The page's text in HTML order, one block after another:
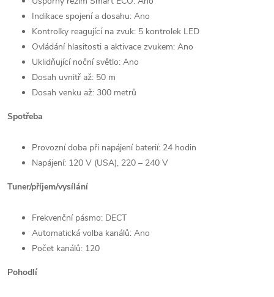
Indikace spojení a dosahu: Ano
Kontrolky reagující na zvuk: 5 kontrolek LED
Ovládání hlasitosti a aktivace zvukem: Ano
Uklidňující noční světlo: Ano
Dosah uvnitř až: 50 m
Dosah venku až: 300 metrů
Spotřeba
Provozní doba při napájení baterií: 24 hodin
Napájení: 120 V (USA), 220 – 240 V
Tuner/příjem/vy­sílání
Frekvenční pásmo: DECT
Automatická volba kanálů: Ano
Počet kanálů: 120
Pohodlí